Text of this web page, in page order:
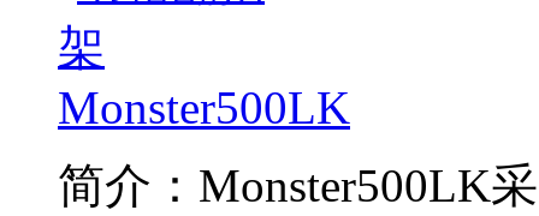
简介：Monster500LK